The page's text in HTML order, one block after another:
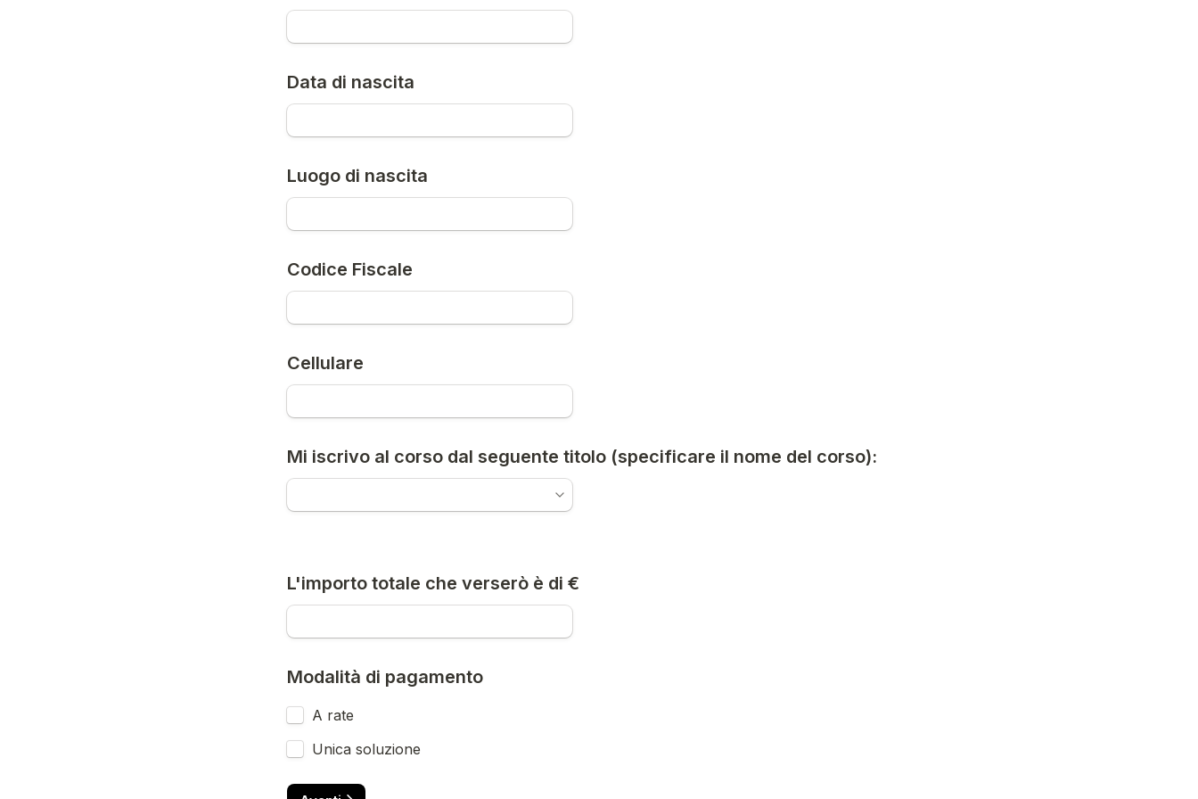
Data di nascita
Luogo di nascita
Codice Fiscale
Cellulare
Mi iscrivo al corso dal seguente titolo (specificare il nome del corso):
L'importo totale che verserò è di €
Modalità di pagamento
A rate
Unica soluzione